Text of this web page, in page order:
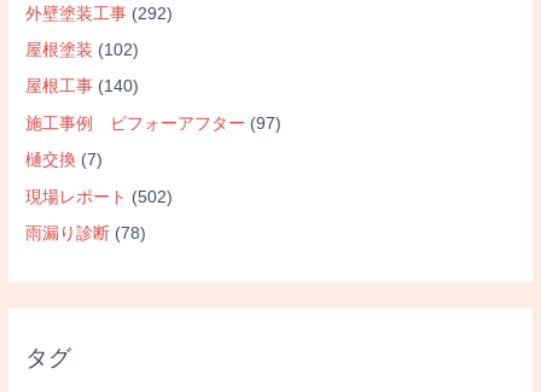
外壁塗装工事 (292)
屋根塗装 (102)
屋根工事 (140)
施工事例 ビフォーアフター (97)
樋交換 (7)
現場レポート (502)
雨漏り診断 (78)
タグ